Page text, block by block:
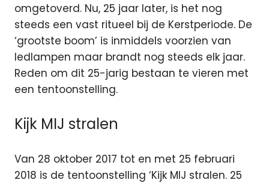
omgetoverd. Nu, 25 jaar later, is het nog
steeds een vast ritueel bij de Kerstperiode. De
‘grootste boom’ is inmiddels voorzien van
ledlampen maar brandt nog steeds elk jaar.
Reden om dit 25-jarig bestaan te vieren met
een tentoonstelling.
Kijk MIJ stralen
Van 28 oktober 2017 tot en met 25 februari
2018 is de tentoonstelling ‘Kijk MIJ stralen. 25